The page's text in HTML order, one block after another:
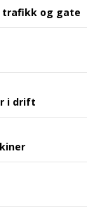
trafikk og gate
i drift